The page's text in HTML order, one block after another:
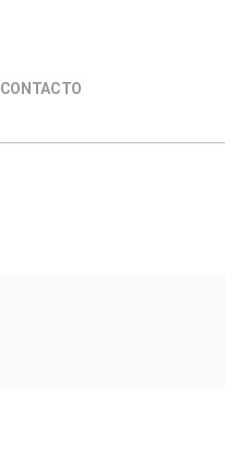
CONTACTO